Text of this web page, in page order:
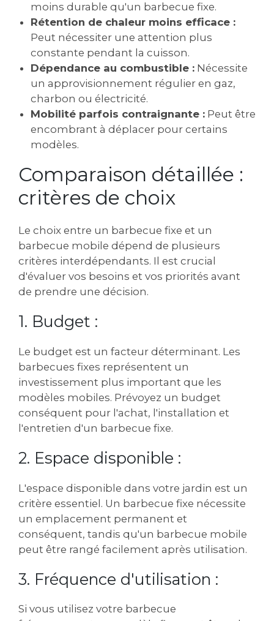
moins durable qu'un barbecue fixe.
Rétention de chaleur moins efficace :
Peut nécessiter une attention plus
constante pendant la cuisson.
Dépendance au combustible : Nécessite
un approvisionnement régulier en gaz,
charbon ou électricité.
Mobilité parfois contraignante : Peut être
encombrant à déplacer pour certains
modèles.
Comparaison détaillée :
critères de choix
Le choix entre un barbecue fixe et un
barbecue mobile dépend de plusieurs
critères interdépendants. Il est crucial
d'évaluer vos besoins et vos priorités avant
de prendre une décision.
1. Budget :
Le budget est un facteur déterminant. Les
barbecues fixes représentent un
investissement plus important que les
modèles mobiles. Prévoyez un budget
conséquent pour l'achat, l'installation et
l'entretien d'un barbecue fixe.
2. Espace disponible :
L'espace disponible dans votre jardin est un
critère essentiel. Un barbecue fixe nécessite
un emplacement permanent et
conséquent, tandis qu'un barbecue mobile
peut être rangé facilement après utilisation.
3. Fréquence d'utilisation :
Si vous utilisez votre barbecue